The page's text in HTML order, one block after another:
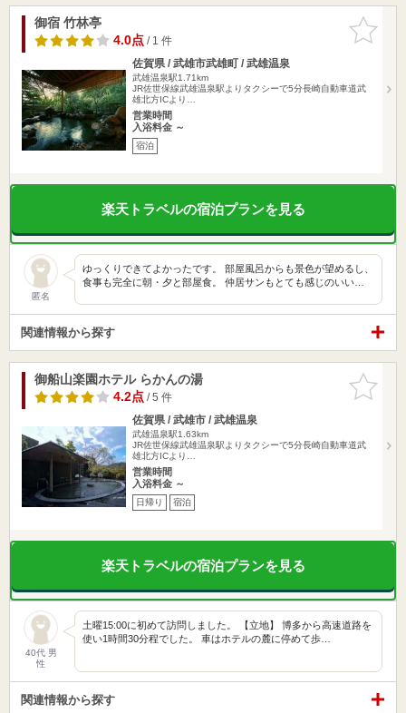
お気に入
りに追加
御宿 竹林亭
4.0点/ 1 件
佐賀県 / 武雄市武雄町 / 武雄温泉
武雄温泉駅1.71km
JR佐世保線武雄温泉駅よりタクシーで5分長崎自動車道武
雄北方ICより…
営業時間
入浴料金 ～
宿泊
楽天トラベルの宿泊プランを見る
匿名
ゆっくりできてよかったです。 部屋風呂からも景色が望めるし、
食事も完全に朝・夕と部屋食。 仲居サンもとても感じのいい…
関連情報から探す
お気に入
りに追加
御船山楽園ホテル らかんの湯
4.2点/ 5 件
佐賀県 / 武雄市 / 武雄温泉
武雄温泉駅1.63km
JR佐世保線武雄温泉駅よりタクシーで5分長崎自動車道武
雄北方ICより…
営業時間
入浴料金 ～
日帰り 宿泊
楽天トラベルの宿泊プランを見る
40代 男
性
土曜15:00に初めて訪問しました。 【立地】 博多から高速道路を
使い1時間30分程でした。 車はホテルの麓に停めて歩…
関連情報から探す